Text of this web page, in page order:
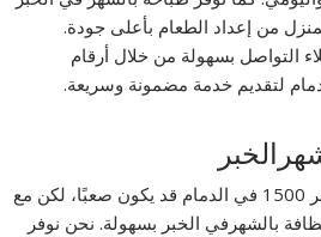
من إعداد الطعام بأعلى جودة.
التواصل بسهولة من خلال أرقام
لتقديم خدمة مضمونة وسريعة.
الحصول على شغالات بالشهر 1500 في الدمام قد يكون صعبًا، لكن مع
بالشهرفي الخبر بسهولة. نحن نوفر